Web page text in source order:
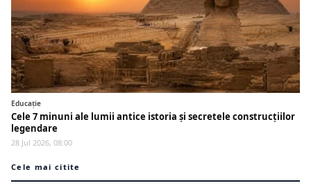
Educaţie
Cele 7 minuni ale lumii antice istoria și secretele construcțiilor
legendare
28 Jul 2026, 08:00
Cele mai citite